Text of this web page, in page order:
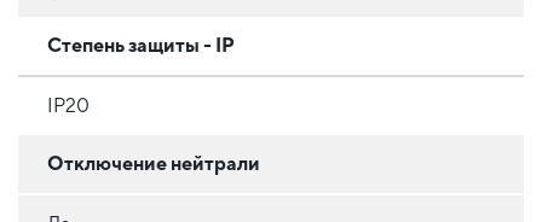
Степень защиты - IP
IP20
Отключение нейтрали